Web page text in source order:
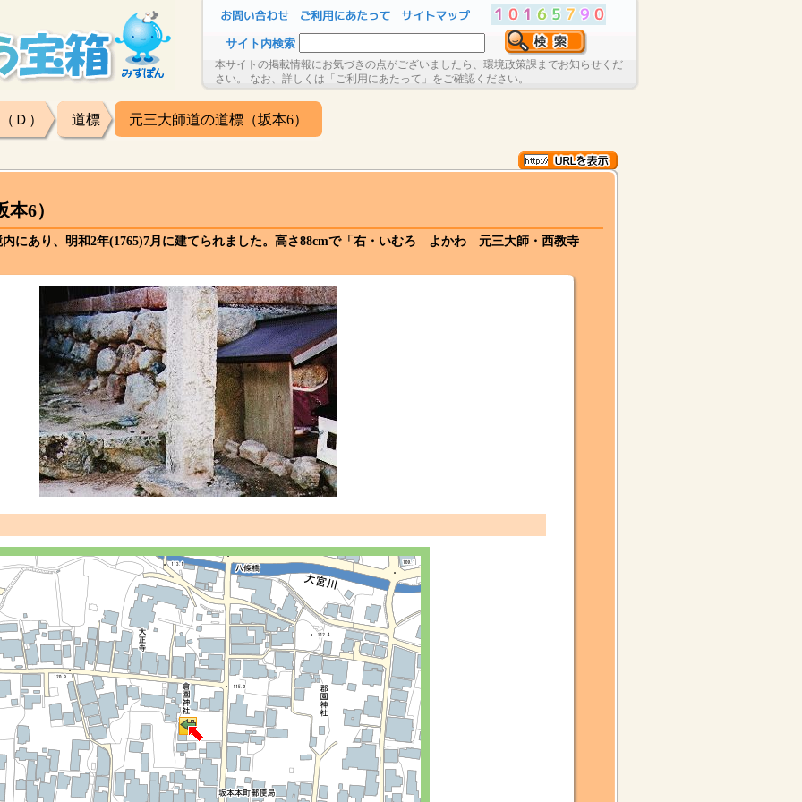
サイト内検索
本サイトの掲載情報にお気づきの点がございましたら、環境政策課までお知らせくだ
さい。 なお、詳しくは「ご利用にあたって」をご確認ください。
Ｄ） 道標 元三大師道の道標（坂本6）
6）
にあり、明和2年(1765)7月に建てられました。高さ88cmで「右・いむろ よかわ 元三大師・西教寺